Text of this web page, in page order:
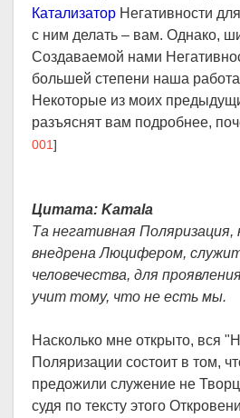
Катализатор Негативности
с ним делать – вам. Однако,
Создаваемой нами
большей степени наша
Некоторые из моих
разъяснят вам подробнее,
001]
Цитата: Kamala
Та негативная
внедрена Люцифером,
человечества, для
учит тому, что не есть мы.
Насколько мне открыто, вся
Поляризации состоит в том,
предожили служение не
судя по тексту этого